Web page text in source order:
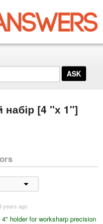
набір [4 "х 1"]
holder for worksharp precision
years ago